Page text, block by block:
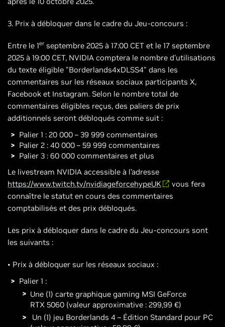
3. Prix à débloquer dans le cadre du Jeu-concours :
Entre le 1er septembre 2025 à 17:00 CET et le 17 septembre
2025 à 19:00 CET, NVIDIA comptera le nombre d'utilisations
du texte éligible "Borderlands4xDLSS4" dans les
commentaires sur les réseaux sociaux participants X,
Facebook et Instagram. Selon le nombre total de
commentaires éligibles reçus, des paliers de prix
additionnels seront débloqués comme suit :
Palier 1 : 20 000 – 39 999 commentaires
Palier 2 : 40 000 – 59 999 commentaires
Palier 3 : 60 000 commentaires et plus
Le livestream NVIDIA accessible à l’adresse
https://www.twitch.tv/nvidiageforcehypeUK
vous fera
connaître le statut en cours des commentaires
comptabilisés et des prix débloqués.
Les prix à débloquer dans le cadre du Jeu-concours sont
les suivants :
• Prix à débloquer sur les réseaux sociaux :
Palier 1 :
Une (1) carte graphique gaming MSI GeForce
RTX 5060 (valeur approximative : 299,99 €)
Un (1) jeu Borderlands 4 – Édition Standard pour PC